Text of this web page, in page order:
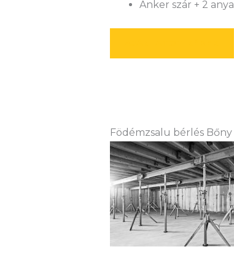
Anker szár + 2 anya
Födémzsalu bérlés Bőny